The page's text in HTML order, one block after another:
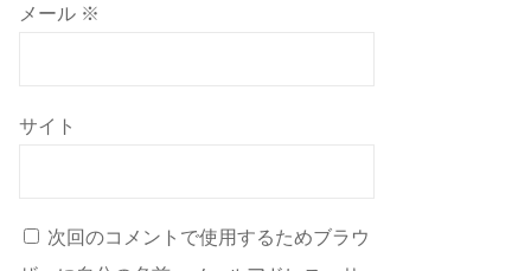
メール ※
サイト
次回のコメントで使用するためブラウ